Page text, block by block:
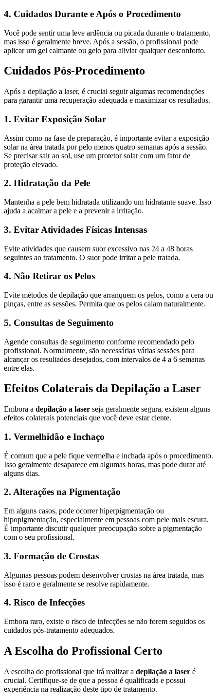
4. Cuidados Durante e Após o Procedimento
Você pode sentir uma leve ardência ou picada durante o tratamento,
mas isso é geralmente breve. Após a sessão, o profissional pode
aplicar um gel calmante ou gelo para aliviar qualquer desconforto.
Cuidados Pós-Procedimento
Após a depilação a laser, é crucial seguir algumas recomendações
para garantir uma recuperação adequada e maximizar os resultados.
1. Evitar Exposição Solar
Assim como na fase de preparação, é importante evitar a exposição
solar na área tratada por pelo menos quatro semanas após a sessão.
Se precisar sair ao sol, use um protetor solar com um fator de
proteção elevado.
2. Hidratação da Pele
Mantenha a pele bem hidratada utilizando um hidratante suave. Isso
ajuda a acalmar a pele e a prevenir a irritação.
3. Evitar Atividades Físicas Intensas
Evite atividades que causem suor excessivo nas 24 a 48 horas
seguintes ao tratamento. O suor pode irritar a pele tratada.
4. Não Retirar os Pelos
Evite métodos de depilação que arranquem os pelos, como a cera ou
pinças, entre as sessões. Permita que os pelos caiam naturalmente.
5. Consultas de Seguimento
Agende consultas de seguimento conforme recomendado pelo
profissional. Normalmente, são necessárias várias sessões para
alcançar os resultados desejados, com intervalos de 4 a 6 semanas
entre elas.
Efeitos Colaterais da Depilação a Laser
Embora a depilação a laser seja geralmente segura, existem alguns
efeitos colaterais potenciais que você deve estar ciente.
1. Vermelhidão e Inchaço
É comum que a pele fique vermelha e inchada após o procedimento.
Isso geralmente desaparece em algumas horas, mas pode durar até
alguns dias.
2. Alterações na Pigmentação
Em alguns casos, pode ocorrer hiperpigmentação ou
hipopigmentação, especialmente em pessoas com pele mais escura.
É importante discutir qualquer preocupação sobre a pigmentação
com o seu profissional.
3. Formação de Crostas
Algumas pessoas podem desenvolver crostas na área tratada, mas
isso é raro e geralmente se resolve rapidamente.
4. Risco de Infecções
Embora raro, existe o risco de infecções se não forem seguidos os
cuidados pós-tratamento adequados.
A Escolha do Profissional Certo
A escolha do profissional que irá realizar a depilação a laser é
crucial. Certifique-se de que a pessoa é qualificada e possui
experiência na realização deste tipo de tratamento.